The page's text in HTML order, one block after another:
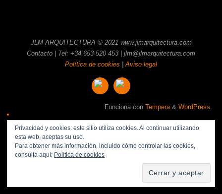
JLM ARQUITECTURA © 2021 www.jlmarquitectura.com
Contacto | Tel: +34 653 520 453 | jlm@jlmarquitectura.com
Política de cookies | Aviso legal
Funciona con Tempera & WordPress.
Privacidad y cookies: este sitio utiliza cookies. Al continuar utilizando
esta web, aceptas su uso.
Para obtener más información, incluido cómo controlar las cookies,
consulta aquí: Política de cookies